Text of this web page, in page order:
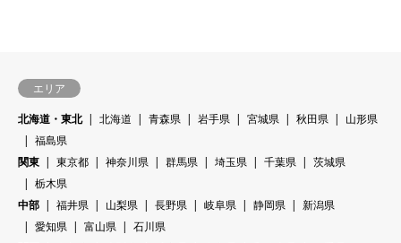
エリア
北海道・東北
北海道 青森県 岩手県 宮城県 秋田県
山形県
福島県
関東
東京都 神奈川県 群馬県 埼玉県 千葉県
茨城県
栃木県
中部
福井県 山梨県 長野県 岐阜県 静岡県
新潟県
愛知県
富山県
石川県